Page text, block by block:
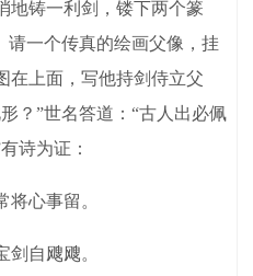
地铸一利剑，镂下两个篆
请一个传真的绘画父像，挂
在上面，写他持剑侍立父
？”世名答道：“古人出必佩
诗为证：
心事留。
自飕飕。